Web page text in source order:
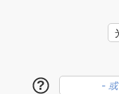
?